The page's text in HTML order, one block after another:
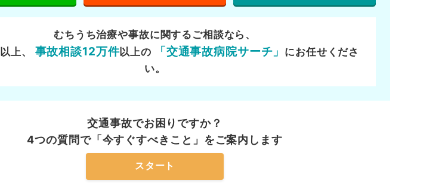
むちうち治療や事故に関するご相談なら、
以上、 事故相談12万件以上の 「交通事故病院サーチ」 にお任せくださ
い。
交通事故でお困りですか？
4つの質問で「今すぐすべきこと」をご案内します
スタート